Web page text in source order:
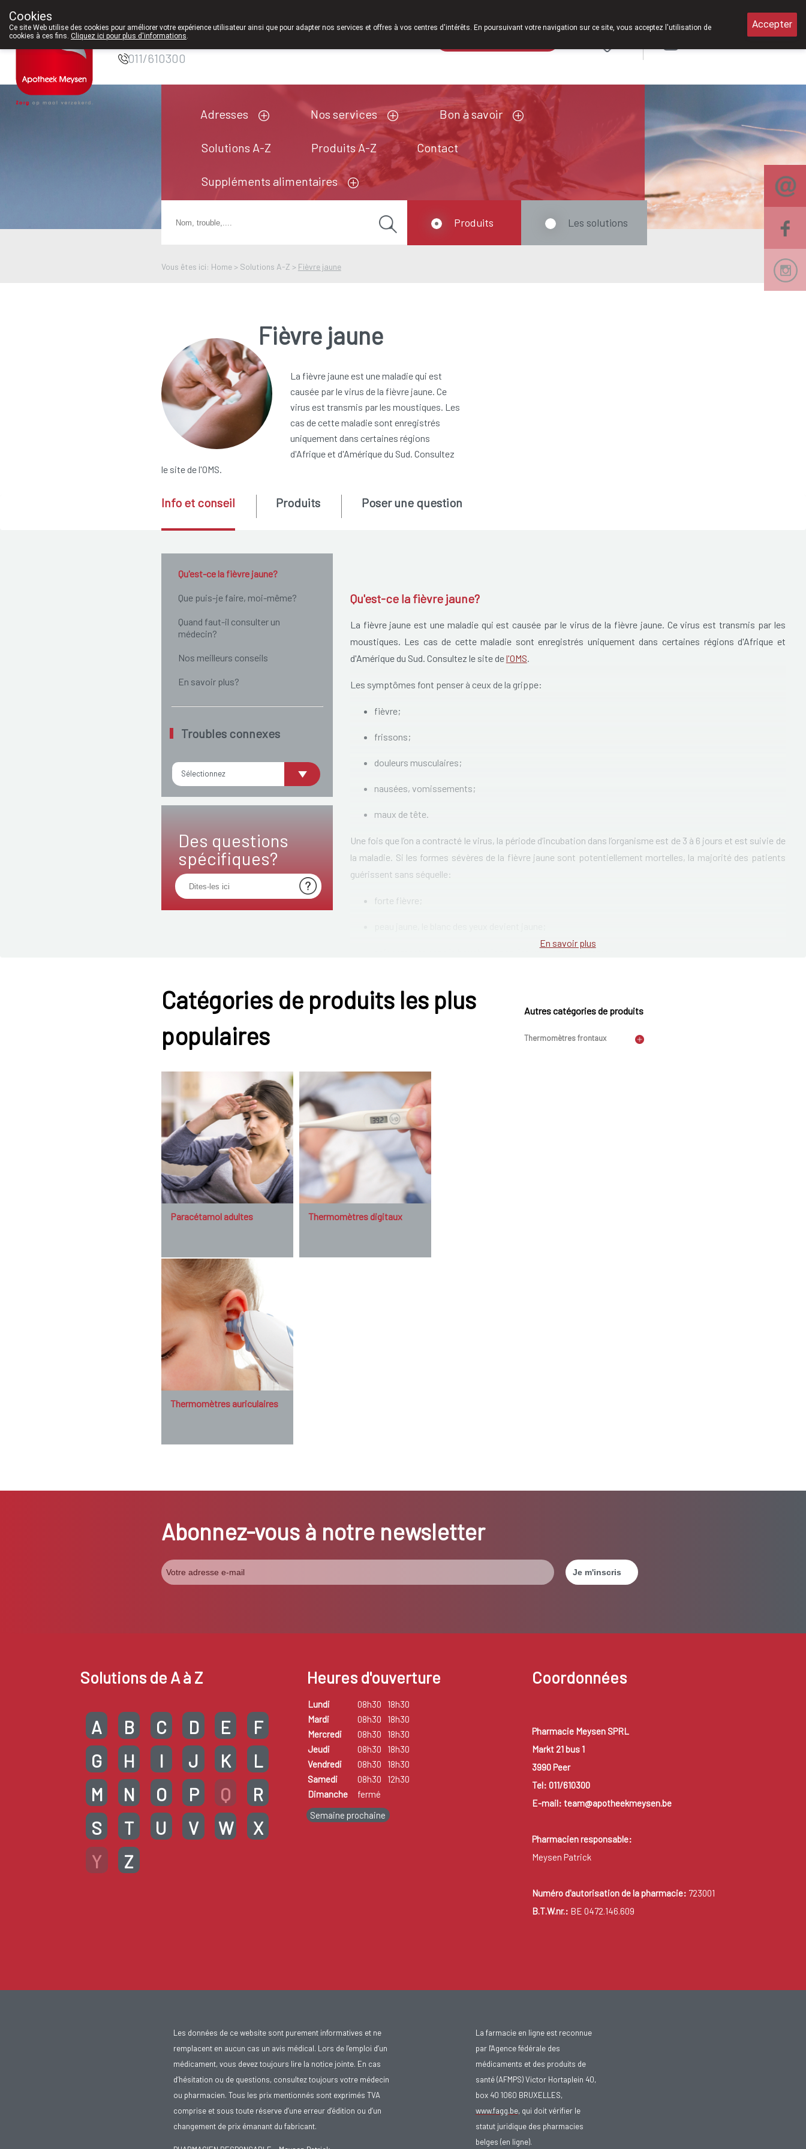
Pharmacie Meysen
SPRL
011/610300
Adresses Nos services Bon à savoir
Solutions A-Z Produits A-Z Contact
Suppléments alimentaires
Vous êtes ici: Home > Solutions A-Z > Fièvre jaune
Produits Les solutions
Fièvre jaune
La fièvre jaune est une maladie qui est
causée par le virus de la fièvre jaune. Ce
virus est transmis par les moustiques. Les
cas de cette maladie sont enregistrés
uniquement dans certaines régions
d'Afrique et d'Amérique du Sud. Consultez
le site de l'OMS.
Qu'est-ce la fièvre jaune?
Que puis-je faire, moi-même?
Quand faut-il consulter un
médecin?
Nos meilleurs conseils
En savoir plus?
Troubles connexes
Sélectionnez
Des questions
spécifiques?
Info et conseil Produits Poser une question
Qu'est-ce la fièvre jaune?
La fièvre jaune est une maladie qui est causée par le virus de la fièvre jaune. Ce virus est transmis par les
moustiques. Les cas de cette maladie sont enregistrés uniquement dans certaines régions d'Afrique et
d'Amérique du Sud. Consultez le site del'OMS.
Les symptômes font penser à ceux de la grippe:
fièvre;
frissons;
douleurs musculaires;
nausées, vomissements;
maux de tête.
Une fois que l’on a contracté le virus, la période d’incubation dans l’organisme est de 3 à 6 jours et est suivie de
la maladie. Si les formes sévères de la fièvre jaune sont potentiellement mortelles, la majorité des patients
guérissent sans séquelle:
forte fièvre;
saignements dans la bouche, le nez, les yeux et/ou l'estomac.;
dans les formes sévères, la fièvre jaune peut provoquer la mort.
Notons que la fièvre jaune peut aussi être totalement asymptomatique..
En savoir plus
Catégories de produits les plus
populaires
Paracétamol adultes Thermomètres digitaux
Thermomètres auriculaires
Autres catégories de produits
Thermomètres frontaux
Abonnez-vous à notre newsletter
Solutions de A à Z
A B C D E
F
G
H I J K
L
M
N O P Q
R
S
T U V W
X
Y
Z
Heures d'ouverture
Lundi 08h30
18h30
Mardi
08h30
18h30
Mercredi
08h30
18h30
Jeudi
08h30
18h30
Vendredi
08h30
18h30
Samedi
08h30
12h30
Dimanche
fermé
Semaine prochaine
Coordonnées
Pharmacie Meysen SPRL
Markt 21 bus 1
3990 Peer
Tel: 011/610300
E-mail: team@apotheekmeysen.be
Pharmacien responsable:
Meysen Patrick
Numéro d'autorisation de la pharmacie: 723001
B.T.W.nr.: BE 0472.146.609
Les données de ce website sont purement informatives et ne
remplacent en aucun cas un avis médical. Lors de l’emploi d’un
médicament, vous devez toujours lire la notice jointe. En cas
d’hésitation ou de questions, consultez toujours votre médecin
ou pharmacien. Tous les prix mentionnés sont exprimés TVA
comprise et sous toute réserve d’une erreur d’édition ou d’un
changement de prix émanant du fabricant.
La farmacie en ligne est reconnue
par l'Agence fédérale des
médicaments et des produits de
santé (AFMPS) Victor Hortaplein 40,
box 40 1060 BRUXELLES,
www.fagg.be, qui doit vérifier le
statut juridique des pharmacies
belges (en ligne).
Cookies
Ce site Web utilise des cookies pour améliorer votre expérience utilisateur ainsi que pour adapter nos services et offres à vos centres d'intérêts. En poursuivant votre navigation sur ce site, vous acceptez l'utilisation de
cookies à ces fins. Cliquez ici pour plus d'informations.
Accepter